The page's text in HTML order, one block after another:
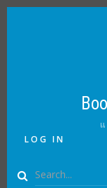
Skip
USER
LOG IN
Search